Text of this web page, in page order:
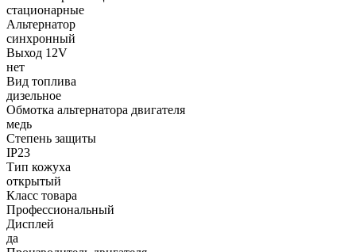
стационарные
Альтернатор
синхронный
Выход 12V
нет
Вид топлива
дизельное
Обмотка альтернатора двигателя
медь
Степень защиты
IP23
Тип кожуха
открытый
Класс товара
Профессиональный
Дисплей
да